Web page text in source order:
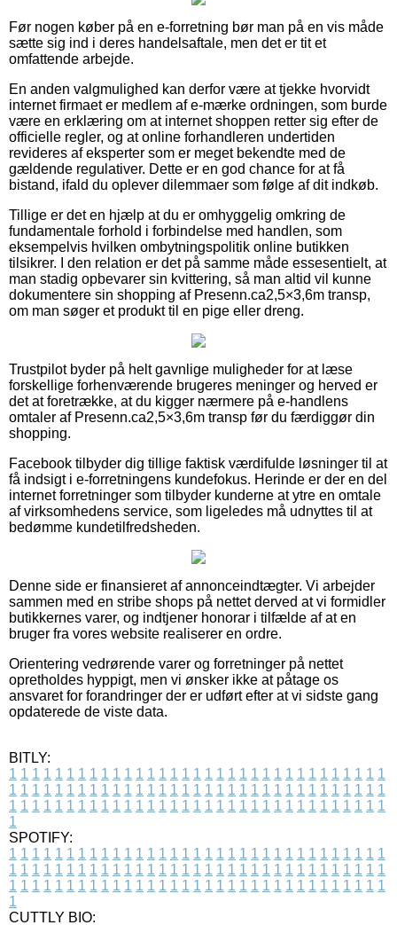
Før nogen køber på en e-forretning bør man på en vis måde
sætte sig ind i deres handelsaftale, men det er tit et
omfattende arbejde.
En anden valgmulighed kan derfor være at tjekke hvorvidt
internet firmaet er medlem af e-mærke ordningen, som burde
være en erklæring om at internet shoppen retter sig efter de
officielle regler, og at online forhandleren undertiden
revideres af eksperter som er meget bekendte med de
gældende regulativer. Dette er en god chance for at få
bistand, ifald du oplever dilemmaer som følge af dit indkøb.
Tillige er det en hjælp at du er omhyggelig omkring de
fundamentale forhold i forbindelse med handlen, som
eksempelvis hvilken ombytningspolitik online butikken
tilsikrer. I den relation er det på samme måde essesentielt, at
man stadig opbevarer sin kvittering, så man altid vil kunne
dokumentere sin shopping af Presenn.ca2,5×3,6m transp,
om man søger et produkt til en pige eller dreng.
Trustpilot byder på helt gavnlige muligheder for at læse
forskellige forhenværende brugeres meninger og herved er
det at foretrække, at du kigger nærmere på e-handlens
omtaler af Presenn.ca2,5×3,6m transp før du færdiggør din
shopping.
Facebook tilbyder dig tillige faktisk værdifulde løsninger til at
få indsigt i e-forretningens kundefokus. Herinde er der en del
internet forretninger som tilbyder kunderne at ytre en omtale
af virksomhedens service, som ligeledes må udnyttes til at
bedømme kundetilfredsheden.
Denne side er finansieret af annonceindtægter. Vi arbejder
sammen med en stribe shops på nettet derved at vi formidler
butikkernes varer, og indtjener honorar i tilfælde af at en
bruger fra vores website realiserer en ordre.
Orientering vedrørende varer og forretninger på nettet
opretholdes hyppigt, men vi ønsker ikke at påtage os
ansvaret for forandringer der er udført efter at vi sidste gang
opdaterede de viste data.
BITLY:
1 1 1 1 1 1 1 1 1 1 1 1 1 1 1 1 1 1 1 1 1 1 1 1 1 1 1 1 1 1 1 1 1
1 1 1 1 1 1 1 1 1 1 1 1 1 1 1 1 1 1 1 1 1 1 1 1 1 1 1 1 1 1 1 1 1
1 1 1 1 1 1 1 1 1 1 1 1 1 1 1 1 1 1 1 1 1 1 1 1 1 1 1 1 1 1 1 1 1
1
SPOTIFY:
1 1 1 1 1 1 1 1 1 1 1 1 1 1 1 1 1 1 1 1 1 1 1 1 1 1 1 1 1 1 1 1 1
1 1 1 1 1 1 1 1 1 1 1 1 1 1 1 1 1 1 1 1 1 1 1 1 1 1 1 1 1 1 1 1 1
1 1 1 1 1 1 1 1 1 1 1 1 1 1 1 1 1 1 1 1 1 1 1 1 1 1 1 1 1 1 1 1 1
1
CUTTLY BIO: